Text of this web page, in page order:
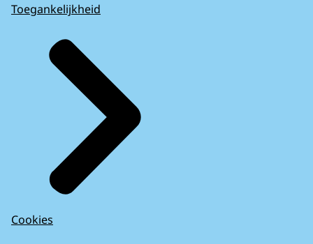
Toegankelijkheid
Cookies